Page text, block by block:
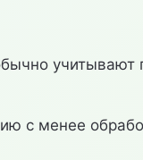
учитывают
с менее